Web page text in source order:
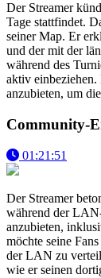
Der Streamer
Tage stattfindet.
seiner Map. Er
und der mit der
während des
aktiv
anzubieten, um
Community-
01:21:51
Der Streamer
während der
anzubieten,
möchte seine
der LAN zu
wie er seinen